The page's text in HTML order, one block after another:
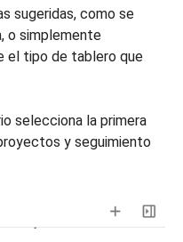
sugeridas, como se
o simplemente
el tipo de tablero que
selecciona la primera
y seguimiento